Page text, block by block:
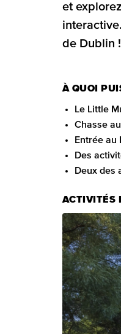
et
de Dublin !
À QUOI
Le Little
Chasse
Entrée au
Des
Deux des
ACTIVITÉS